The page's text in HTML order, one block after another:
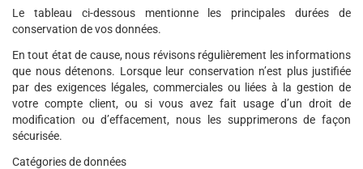
Le tableau ci-dessous mentionne les principales durées de
conservation de vos données.
En tout état de cause, nous révisons régulièrement les informations
que nous détenons. Lorsque leur conservation n’est plus justifiée
par des exigences légales, commerciales ou liées à la gestion de
votre compte client, ou si vous avez fait usage d’un droit de
modification ou d’effacement, nous les supprimerons de façon
sécurisée.
Catégories de données